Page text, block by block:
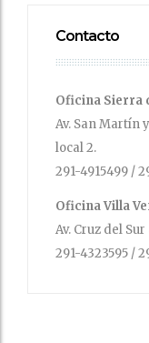
Contacto
Oficina Sierra
Av. San Martín
local 2.
291-4915499 /
Oficina Villa
Av. Cruz del Sur
291-4323595 /